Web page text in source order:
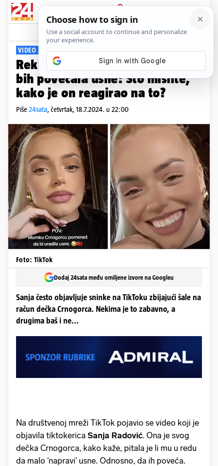
PRIJAVA
Viral Komentari
VIDEO TIKTOKERICE
Rekla sam dečku Crnogorcu da
bih povećala usne: Što mislite,
kako je on reagirao na to?
Piše24sata, četvrtak, 18.7.2024. u 22:00
Foto: TikTok
Dodaj 24sata među omiljene izvore na Googleu
Sanja često objavljuje sninke na TikToku zbijajući šale na
račun dečka Crnogorca. Nekima je to zabavno, a
drugima baš i ne...
Na društvenoj mreži TikTok pojavio se video koji je
objavila tiktokerica Sanja Radović. Ona je svog
dečka Crnogorca, kako kaže, pitala je li mu u redu
da malo 'napravi' usne. Odnosno, da ih poveća.